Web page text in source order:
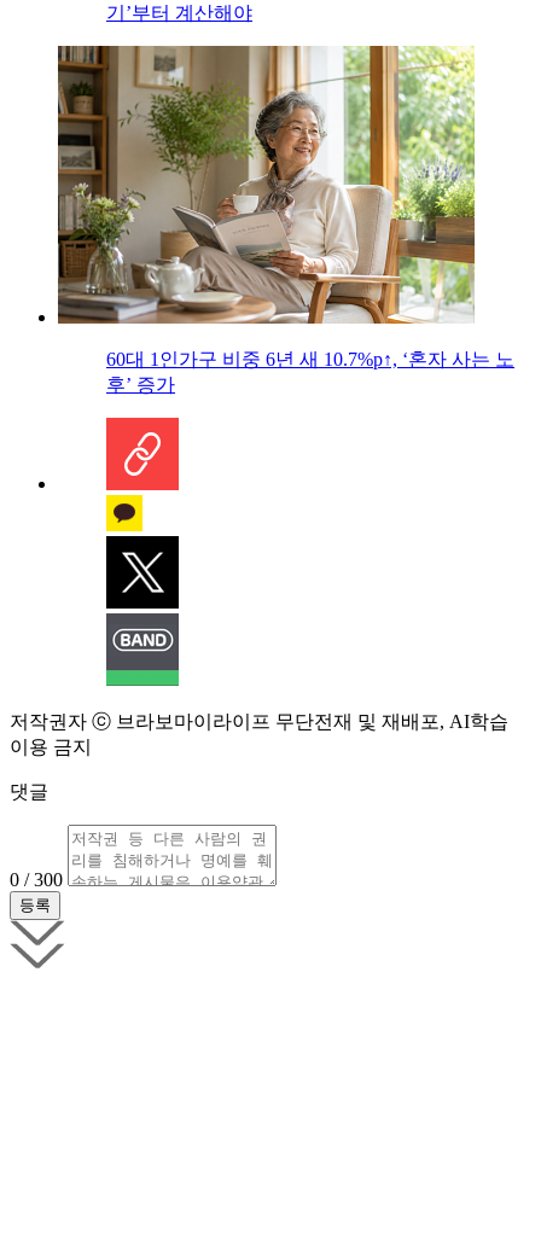
기’부터 계산해야
60대 1인가구 비중 6년 새 10.7%p↑, ‘혼자 사는 노
후’ 증가
저작권자 ⓒ 브라보마이라이프 무단전재 및 재배포, AI학습
이용 금지
댓글
0 / 300